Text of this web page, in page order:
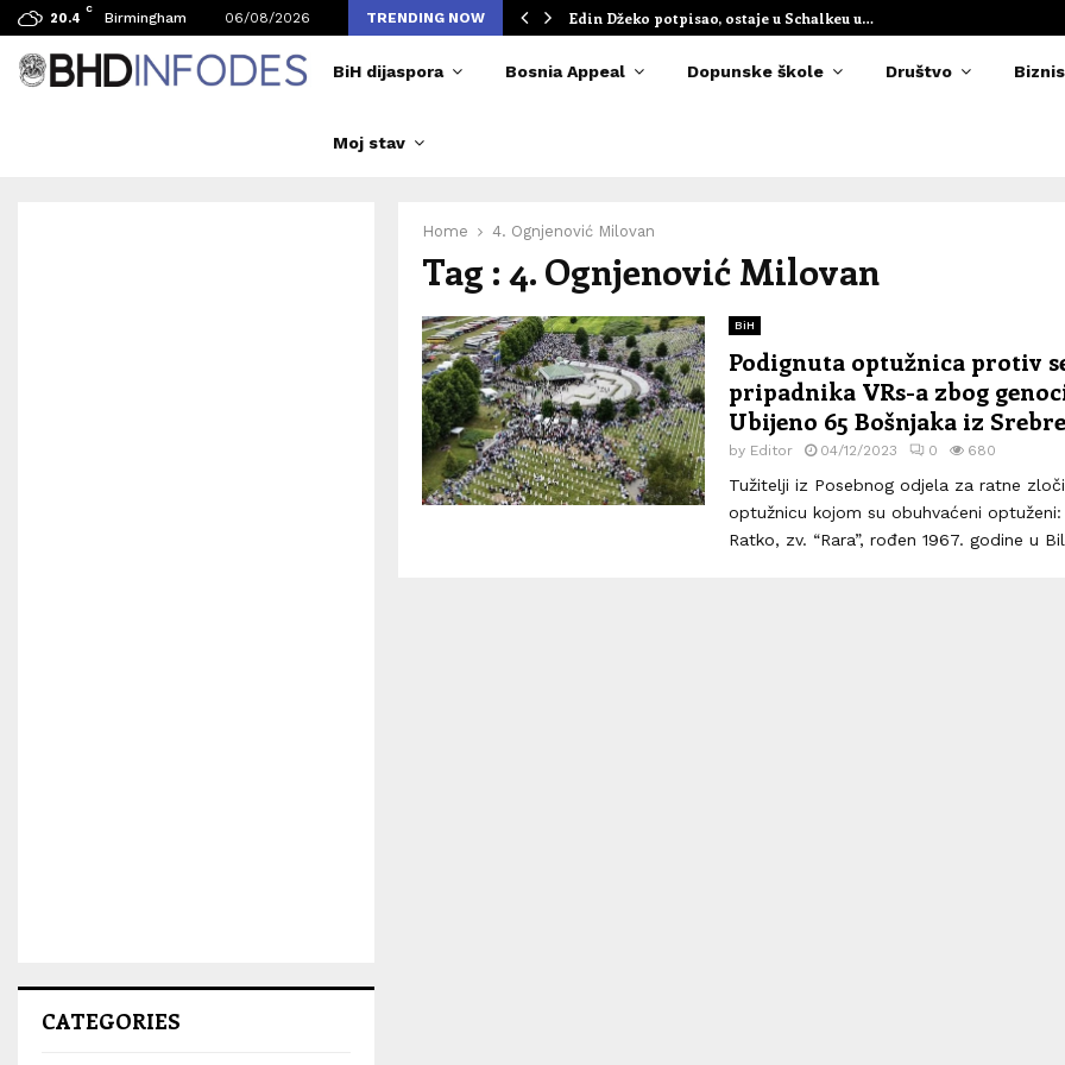
20.4
C
Birmingham 06/08/2026 TRENDING NOW
broj posjetilaca tokom Merlinovih koncerata Edin Džeko potpisao, ostaje u Schalkeu u…
BiH dijaspora Bosnia Appeal Dopunske škole Društvo Biznis
Moj stav
Home 4. Ognjenović Milovan
Tag : 4. Ognjenović Milovan
BiH
Podignuta optužnica protiv
pripadnika VRs-a zbog
Ubijeno 65 Bošnjaka iz
by Editor 04/12/2023 0 680
Tužitelji iz Posebnog odjela za ratne
optužnicu kojom su obuhvaćeni optuženi:
Ratko, zv. “Rara”, rođen 1967. godine u
CATEGORIES